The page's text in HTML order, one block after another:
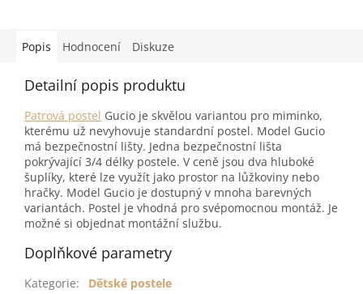
Popis Hodnocení Diskuze
Detailní popis produktu
Patrová postel Gucio je skvělou variantou pro miminko,
kterému už nevyhovuje standardní postel. Model Gucio
má bezpečnostní lišty. Jedna bezpečnostní lišta
pokrývající 3/4 délky postele. V ceně jsou dva hluboké
šuplíky, které lze využít jako prostor na lůžkoviny nebo
hračky. Model Gucio je dostupný v mnoha barevných
variantách. Postel je vhodná pro svépomocnou montáž. Je
možné si objednat montážní službu.
Doplňkové parametry
Kategorie:
Dětské postele